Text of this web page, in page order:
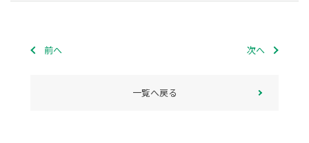
前へ 次へ
一覧へ戻る